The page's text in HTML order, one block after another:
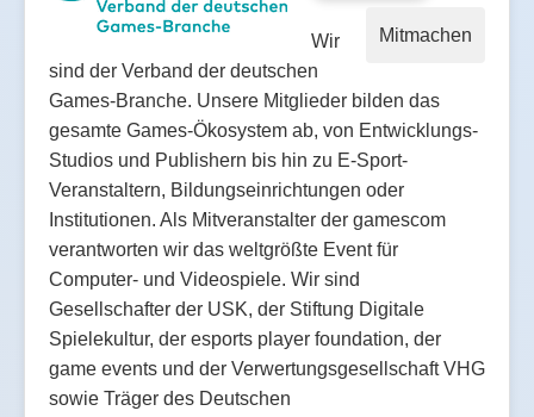
Mitmachen
Wir
sind der Verband der deutschen
Games-Branche. Unsere Mitglieder bilden das
gesamte Games-Ökosystem ab, von Entwicklungs-
Studios und Publishern bis hin zu E-Sport-
Veranstaltern, Bildungseinrichtungen oder
Institutionen. Als Mitveranstalter der gamescom
verantworten wir das weltgrößte Event für
Computer- und Videospiele. Wir sind
Gesellschafter der USK, der Stiftung Digitale
Spielekultur, der esports player foundation, der
game events und der Verwertungsgesellschaft VHG
sowie Träger des Deutschen